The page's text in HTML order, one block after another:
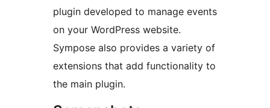
plugin developed to manage events
on your WordPress website.
Sympose also provides a variety of
extensions that add functionality to
the main plugin.